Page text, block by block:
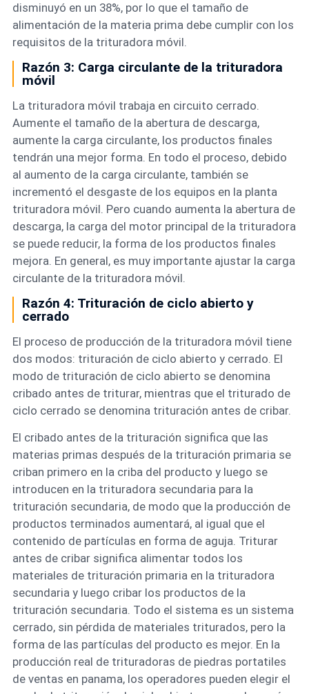
disminuyó en un 38%, por lo que el tamaño de
alimentación de la materia prima debe cumplir con los
requisitos de la trituradora móvil.
Razón 3: Carga circulante de la trituradora
móvil
La trituradora móvil trabaja en circuito cerrado.
Aumente el tamaño de la abertura de descarga,
aumente la carga circulante, los productos finales
tendrán una mejor forma. En todo el proceso, debido
al aumento de la carga circulante, también se
incrementó el desgaste de los equipos en la planta
trituradora móvil. Pero cuando aumenta la abertura de
descarga, la carga del motor principal de la trituradora
se puede reducir, la forma de los productos finales
mejora. En general, es muy importante ajustar la carga
circulante de la trituradora móvil.
Razón 4: Trituración de ciclo abierto y
cerrado
El proceso de producción de la trituradora móvil tiene
dos modos: trituración de ciclo abierto y cerrado. El
modo de trituración de ciclo abierto se denomina
cribado antes de triturar, mientras que el triturado de
ciclo cerrado se denomina trituración antes de cribar.
El cribado antes de la trituración significa que las
materias primas después de la trituración primaria se
criban primero en la criba del producto y luego se
introducen en la trituradora secundaria para la
trituración secundaria, de modo que la producción de
productos terminados aumentará, al igual que el
contenido de partículas en forma de aguja. Triturar
antes de cribar significa alimentar todos los
materiales de trituración primaria en la trituradora
secundaria y luego cribar los productos de la
trituración secundaria. Todo el sistema es un sistema
cerrado, sin pérdida de materiales triturados, pero la
forma de las partículas del producto es mejor. En la
producción real de trituradoras de piedras portatiles
de ventas en panama, los operadores pueden elegir el